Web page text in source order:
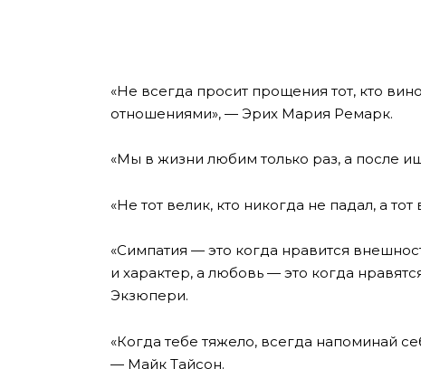
«Не всегда просит прощения тот, кто
отношениями», — Эрих Мария Ремарк.
«Мы в жизни любим только раз, а после
«Не тот велик, кто никогда не падал, а
«Симпатия — это когда нравится
и характер, а любовь — это когда
Экзюпери.
«Когда тебе тяжело, всегда напоминай
— Майк Тайсон.